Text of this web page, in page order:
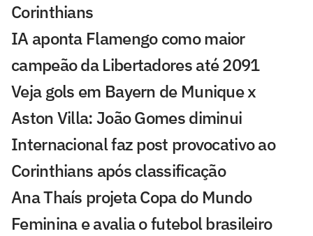
Corinthians
IA aponta Flamengo como maior
campeão da Libertadores até 2091
Veja gols em Bayern de Munique x
Aston Villa: João Gomes diminui
Internacional faz post provocativo ao
Corinthians após classificação
Ana Thaís projeta Copa do Mundo
Feminina e avalia o futebol brasileiro